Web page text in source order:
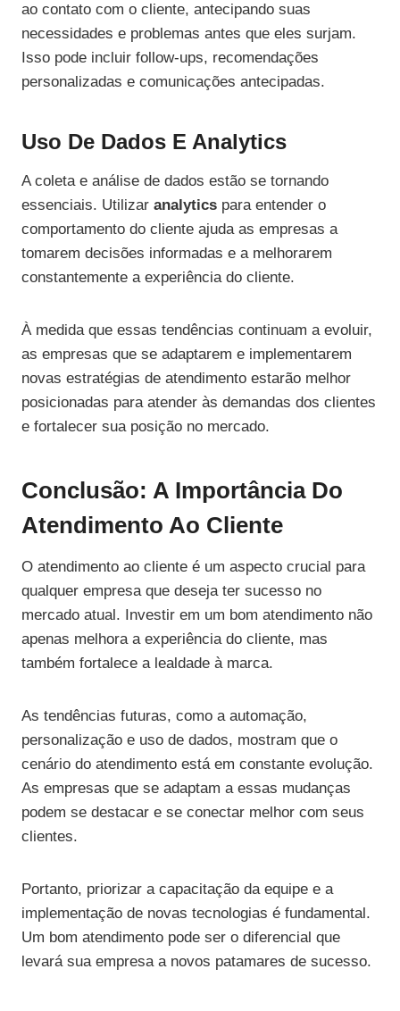
ao contato com o cliente, antecipando suas
necessidades e problemas antes que eles surjam.
Isso pode incluir follow-ups, recomendações
personalizadas e comunicações antecipadas.
Uso De Dados E Analytics
A coleta e análise de dados estão se tornando
essenciais. Utilizar analytics para entender o
comportamento do cliente ajuda as empresas a
tomarem decisões informadas e a melhorarem
constantemente a experiência do cliente.
À medida que essas tendências continuam a evoluir,
as empresas que se adaptarem e implementarem
novas estratégias de atendimento estarão melhor
posicionadas para atender às demandas dos clientes
e fortalecer sua posição no mercado.
Conclusão: A Importância Do
Atendimento Ao Cliente
O atendimento ao cliente é um aspecto crucial para
qualquer empresa que deseja ter sucesso no
mercado atual. Investir em um bom atendimento não
apenas melhora a experiência do cliente, mas
também fortalece a lealdade à marca.
As tendências futuras, como a automação,
personalização e uso de dados, mostram que o
cenário do atendimento está em constante evolução.
As empresas que se adaptam a essas mudanças
podem se destacar e se conectar melhor com seus
clientes.
Portanto, priorizar a capacitação da equipe e a
implementação de novas tecnologias é fundamental.
Um bom atendimento pode ser o diferencial que
levará sua empresa a novos patamares de sucesso.